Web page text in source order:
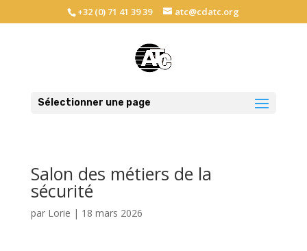
+32 (0) 71 41 39 39 atc@cdatc.org
Sélectionner une page
Salon des métiers de la
sécurité
par Lorie | 18 mars 2026